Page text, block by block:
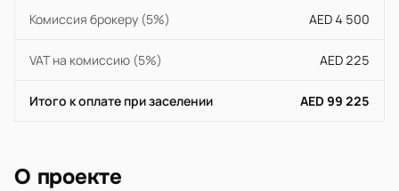
Комиссия брокеру (5%) AED 4 500
VAT на комиссию (5%) AED 225
Итого к оплате при заселении AED 99 225
О проекте